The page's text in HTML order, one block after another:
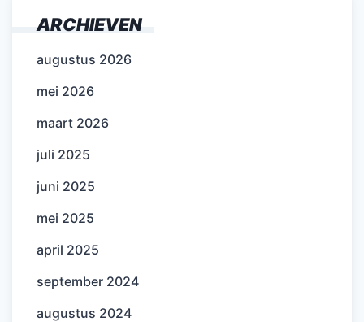
ARCHIEVEN
augustus 2026
mei 2026
maart 2026
juli 2025
juni 2025
mei 2025
april 2025
september 2024
augustus 2024